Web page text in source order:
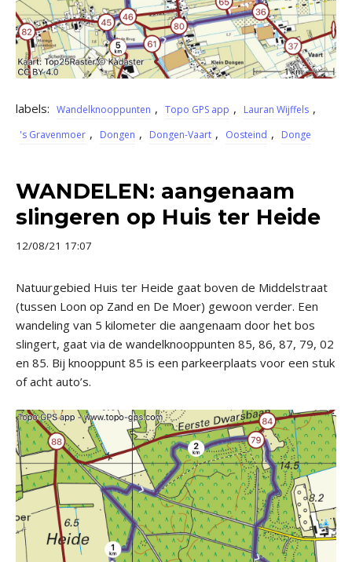
labels: Wandelknooppunten , Topo GPS app , Lauran Wijffels ,
's Gravenmoer , Dongen , Dongen-Vaart , Oosteind , Donge
WANDELEN: aangenaam
slingeren op Huis ter Heide
12/08/21 17:07
Natuurgebied Huis ter Heide gaat boven de Middelstraat
(tussen Loon op Zand en De Moer) gewoon verder. Een
wandeling van 5 kilometer die aangenaam door het bos
slingert, gaat via de wandelknooppunten 85, 86, 87, 79, 02
en 85. Bij knooppunt 85 is een parkeerplaats voor een stuk
of acht auto’s.